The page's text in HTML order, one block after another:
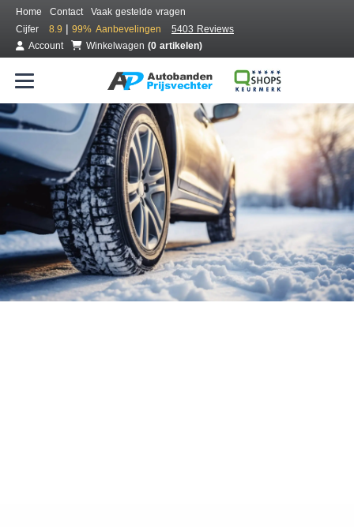
Home Contact
Vaak gestelde vragen
Cijfer
8.9 | 99% Aanbevelingen
5403 Reviews
Account
Winkelwagen (0 artikelen)
Bestel voordelig winterbanden
Gratis bezorgd of montage bij jou in de buurt
Seizoen:
Merken: